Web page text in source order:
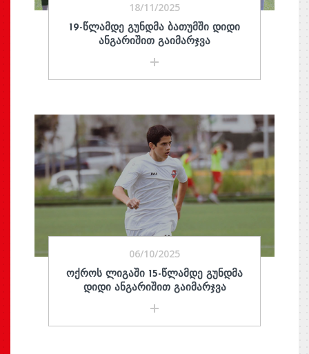
18/11/2025
19-ᲬᲚᲐᲛᲓᲔ ᲒᲣᲜᲓᲛᲐ ᲑᲐᲗᲣᲛᲨᲘ ᲓᲘᲓᲘ
ᲐᲜᲒᲐᲠᲘᲨᲘᲗ ᲒᲐᲘᲛᲐᲠᲯᲕᲐ
06/10/2025
ᲝᲥᲠᲝᲡ ᲚᲘᲒᲐᲨᲘ 15-ᲬᲚᲐᲛᲓᲔ ᲒᲣᲜᲓᲛᲐ
ᲓᲘᲓᲘ ᲐᲜᲒᲐᲠᲘᲨᲘᲗ ᲒᲐᲘᲛᲐᲠᲯᲕᲐ